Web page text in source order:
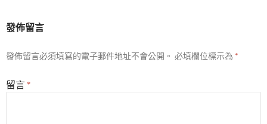
發佈留言
發佈留言必須填寫的電子郵件地址不會公開。 必填欄位標示為 *
留言 *